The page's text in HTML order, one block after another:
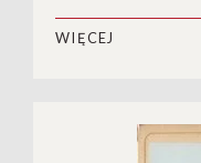
WIĘCEJ